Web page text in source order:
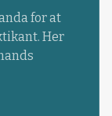
for at
Her